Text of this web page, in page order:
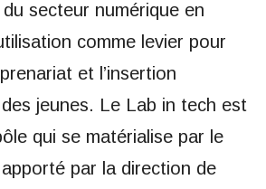
secteur numérique en
comme levier pour
et l’insertion
jeunes. Le Lab in tech est
qui se matérialise par le
par la direction de